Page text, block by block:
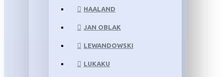
HAALAND
JAN OBLAK
LEWANDOWSKI
LUKAKU